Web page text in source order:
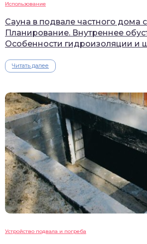
Использование
Сауна в подвале частного дома
Планирование. Внутреннее
Особенности гидроизоляции и
Читать далее
Устройство подвала и погреба